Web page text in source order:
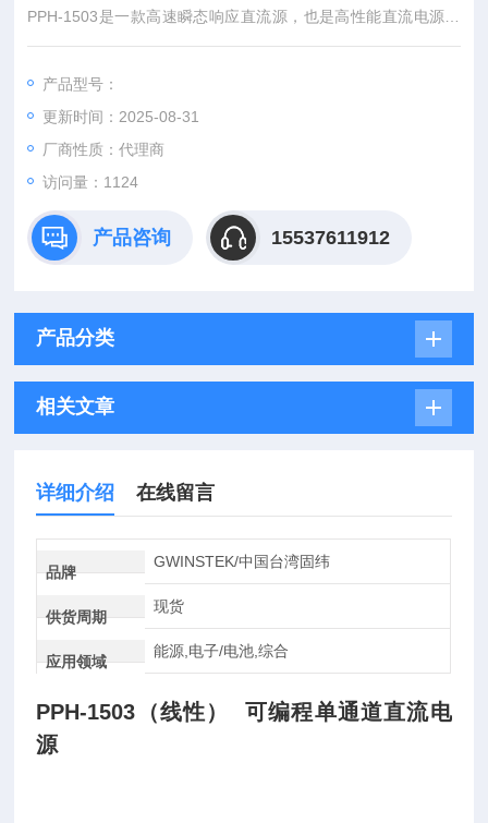
PPH-1503是一款高速瞬态响应直流源，也是高性能直流电源，
为数字无线通讯产品提供峰值电流测试。优良的电压瞬态响应特
PPH-1503和很多通信标准兼容，包括：GSM,CDMA,TDMA,DE
CT和其他标准。
产品型号：
更新时间：2025-08-31
厂商性质：代理商
访问量：1124
产品咨询 15537611912
产品分类
相关文章
详细介绍 在线留言
品牌
GWINSTEK/中国台湾固纬
供货周期
现货
应用领域
能源,电子/电池,综合
PPH-1503（线性） 可编程单通道直流电
源